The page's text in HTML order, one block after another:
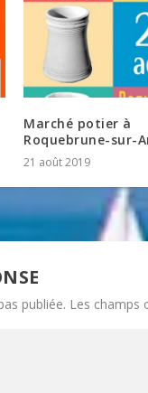
Marché potier à
Roquebrune-sur-
21 août 2019
publiée. Les champs